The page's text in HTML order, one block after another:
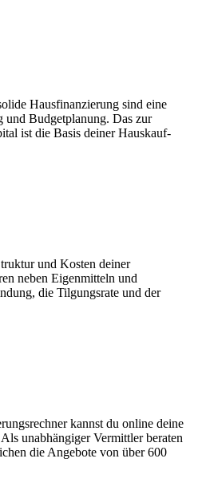
Hausfinanzierung sind eine
und Budgetplanung. Das zur
ist die Basis deiner Hauskauf-
und Kosten deiner
neben Eigenmitteln und
die Tilgungsrate und der
kannst du online deine
unabhängiger Vermittler beraten
die Angebote von über 600